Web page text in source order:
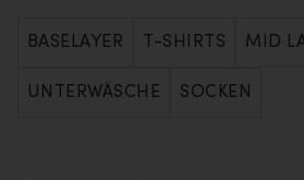
BASELAYER T-SHIRTS MID
UNTERWÄSCHE SOCKEN